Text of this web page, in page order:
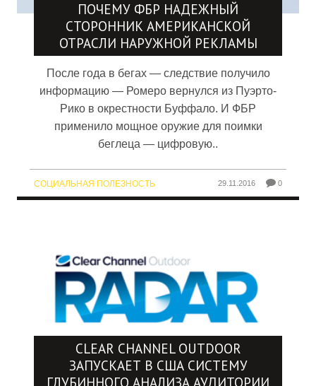
ПОЧЕМУ ФБР НАДЕЖНЫЙ
СТОРОННИК АМЕРИКАНСКОЙ
ОТРАСЛИ НАРУЖНОЙ РЕКЛАМЫ
После года в бегах — следствие получило
информацию — Ромеро вернулся из Пуэрто-
Рико в окрестности Буффало. И ФБР
применило мощное оружие для поимки
беглеца — цифровую..
СОЦИАЛЬНАЯ ПОЛЕЗНОСТЬ 29.11.2016 0
CLEAR CHANNEL OUTDOOR
ЗАПУСКАЕТ В США СИСТЕМУ
ГЛУБИННОГО АНАЛИЗА АУДИТОРИИ